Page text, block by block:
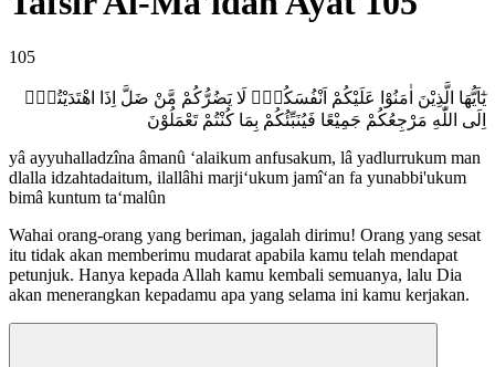
105
يٰٓاَيُّهَا الَّذِيْنَ اٰمَنُوْا عَلَيْكُمْ اَنْفُسَكُمْۚ لَا يَضُرُّكُمْ مَّنْ ضَلَّ اِذَا اهْتَدَيْتُمْۗ
اِلَى اللّٰهِ مَرْجِعُكُمْ جَمِيْعًا فَيُنَبِّئُكُمْ بِمَا كُنْتُمْ تَعْمَلُوْنَ
yâ ayyuhalladzîna âmanû ‘alaikum anfusakum, lâ yadlurrukum man
dlalla idzahtadaitum, ilallâhi marji‘ukum jamî‘an fa yunabbi'ukum
bimâ kuntum ta‘malûn
Wahai orang-orang yang beriman, jagalah dirimu! Orang yang sesat
itu tidak akan memberimu mudarat apabila kamu telah mendapat
petunjuk. Hanya kepada Allah kamu kembali semuanya, lalu Dia
akan menerangkan kepadamu apa yang selama ini kamu kerjakan.